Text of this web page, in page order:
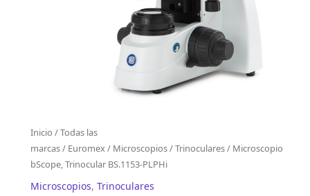
Inicio /Todas las
marcas/ Euromex/ Microscopios/Trinoculares/ Microscopio
bScope, Trinocular BS.1153-PLPHi
Microscopios, Trinoculares